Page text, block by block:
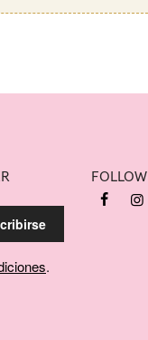
.
FOLLOW